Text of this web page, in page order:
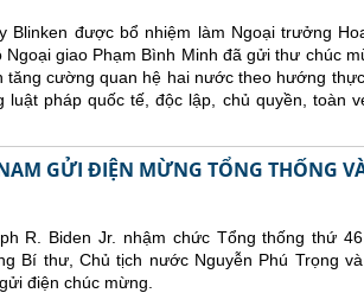
Blinken được bổ nhiệm làm Ngoại trưởng
giao Phạm Bình Minh đã gửi thư chúc
tăng cường quan hệ hai nước theo hướng
luật pháp quốc tế, độc lập, chủ quyền, toàn
GỬI ĐIỆN MỪNG TỔNG THỐNG
R. Biden Jr. nhậm chức Tổng thống thứ
Bí thư, Chủ tịch nước Nguyễn Phú Trọng
điện chúc mừng.